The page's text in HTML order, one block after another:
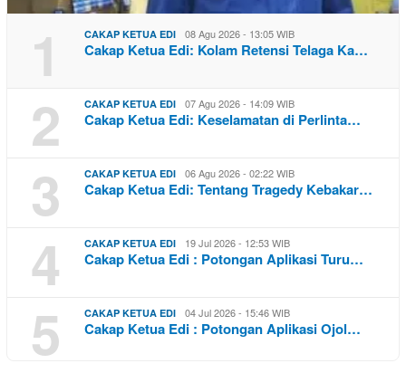
1 CAKAP KETUA EDI 08 Agu 2026 - 13:05 WIB
Cakap Ketua Edi: Kolam Retensi Telaga Ka…
2 CAKAP KETUA EDI 07 Agu 2026 - 14:09 WIB
Cakap Ketua Edi: Keselamatan di Perlinta…
3 CAKAP KETUA EDI 06 Agu 2026 - 02:22 WIB
Cakap Ketua Edi: Tentang Tragedy Kebakar…
4 CAKAP KETUA EDI 19 Jul 2026 - 12:53 WIB
Cakap Ketua Edi : Potongan Aplikasi Turu…
5 CAKAP KETUA EDI 04 Jul 2026 - 15:46 WIB
Cakap Ketua Edi : Potongan Aplikasi Ojol…